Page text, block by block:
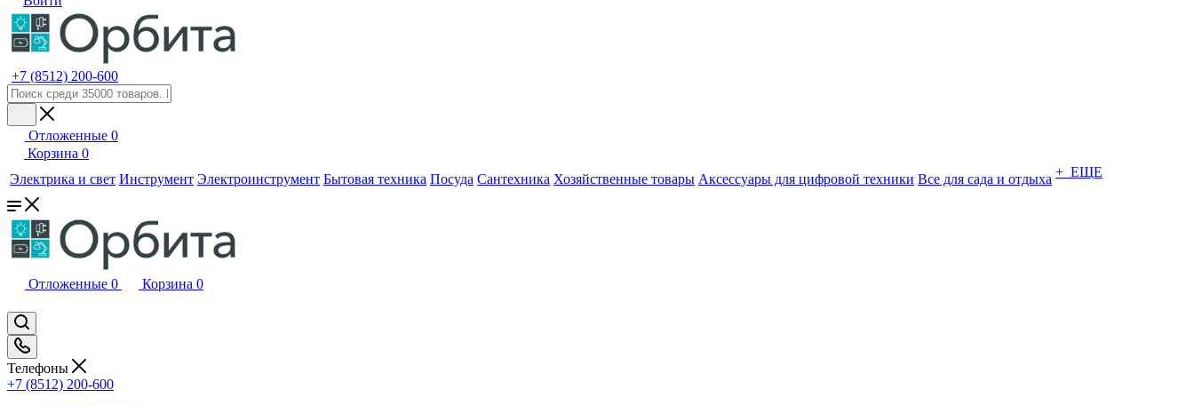
+7 (8512) 200-600
Отложенные 0
Корзина 0
Электрика и свет Инструмент Электроинструмент Бытовая техника Посуда Сантехника Хозяйственные товары Аксессуары для цифровой техники Все для сада и отдыха + ЕЩЕ
Отложенные 0 Корзина 0
Телефоны
+7 (8512) 200-600